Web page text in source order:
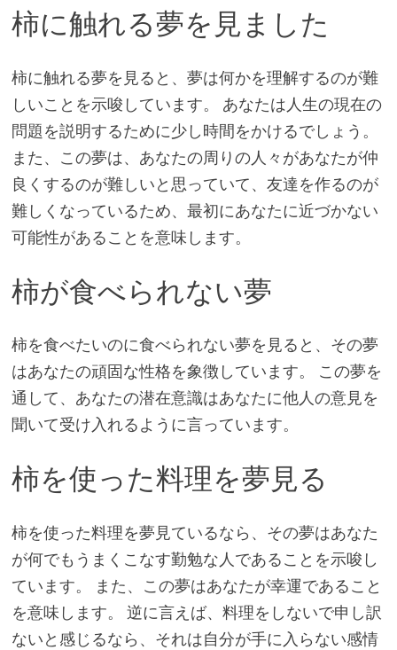
柿に触れる夢を見ました
柿に触れる夢を見ると、夢は何かを理解するのが難
しいことを示唆しています。 あなたは人生の現在の
問題を説明するために少し時間をかけるでしょう。
また、この夢は、あなたの周りの人々があなたが仲
良くするのが難しいと思っていて、友達を作るのが
難しくなっているため、最初にあなたに近づかない
可能性があることを意味します。
柿が食べられない夢
柿を食べたいのに食べられない夢を見ると、その夢
はあなたの頑固な性格を象徴しています。 この夢を
通して、あなたの潜在意識はあなたに他人の意見を
聞いて受け入れるように言っています。
柿を使った料理を夢見る
柿を使った料理を夢見ているなら、その夢はあなた
が何でもうまくこなす勤勉な人であることを示唆し
ています。 また、この夢はあなたが幸運であること
を意味します。 逆に言えば、料理をしないで申し訳
ないと感じるなら、それは自分が手に入らない感情